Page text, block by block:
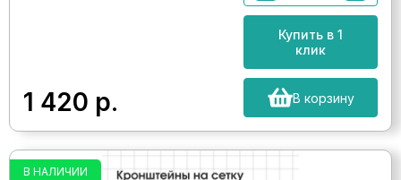
1 420 р.
Купить в 1
клик
В корзину
В НАЛИЧИИ